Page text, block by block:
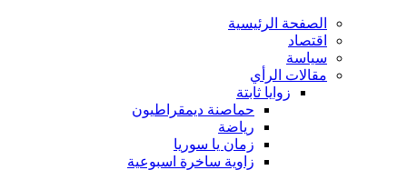
الصفحة الرئيسية
اقتصاد
سياسة
مقالات الرأي
زوايا ثابتة
حماصنة ديمقراطيون
رياضة
زمان يا سوريا
زاوية ساخرة اسبوعية